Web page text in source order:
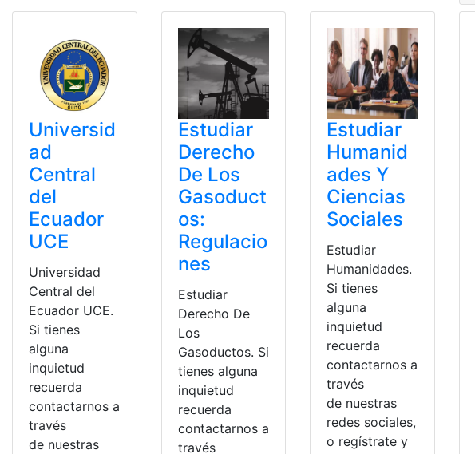
Universid
ad
Central
del
Ecuador
UCE
Universidad
Central del
Ecuador UCE.
Si tienes
alguna
inquietud
recuerda
contactarnos a
través
de nuestras
Estudiar
Derecho
De Los
Gasoduct
os:
Regulacio
nes
Estudiar
Derecho De
Los
Gasoductos. Si
tienes alguna
inquietud
recuerda
contactarnos a
través
Estudiar
Humanid
ades Y
Ciencias
Sociales
Estudiar
Humanidades.
Si tienes
alguna
inquietud
recuerda
contactarnos a
través
de nuestras
redes sociales,
o regístrate y